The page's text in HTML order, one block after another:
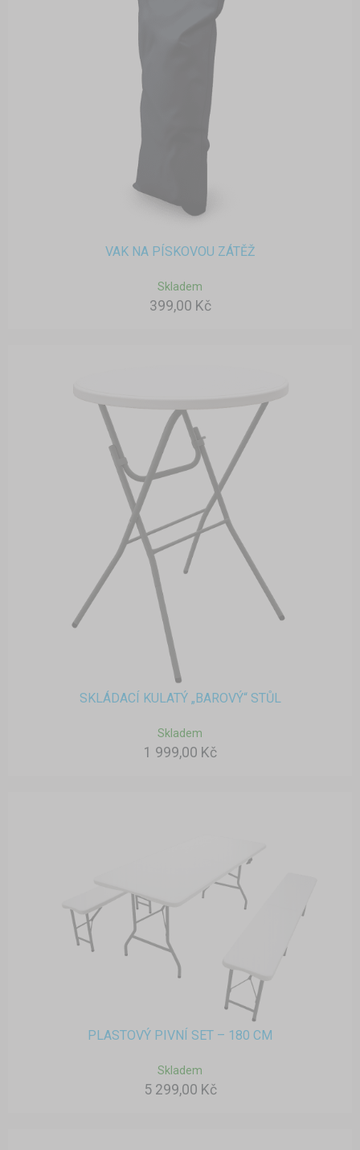
VAK NA PÍSKOVOU ZÁTĚŽ
Skladem
399,00 Kč
SKLÁDACÍ KULATÝ „BAROVÝ“ STŮL
Skladem
1 999,00 Kč
PLASTOVÝ PIVNÍ SET – 180 CM
Skladem
5 299,00 Kč